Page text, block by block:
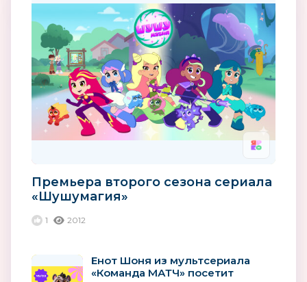
Премьера второго сезона сериала
«Шушумагия»
1 2012
Енот Шоня из мультсериала
«Команда МАТЧ» посетит